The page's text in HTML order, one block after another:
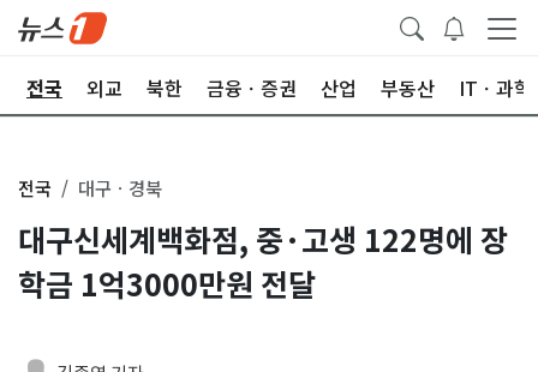
전국 외교 북한 금융ㆍ증권 산업 부동산 ITㆍ과학
전국 대구ㆍ경북
대구신세계백화점, 중·고생 122명에 장
학금 1억3000만원 전달